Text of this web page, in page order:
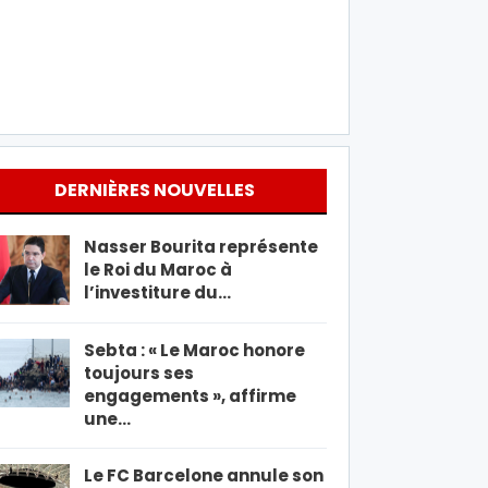
DERNIÈRES NOUVELLES
Nasser Bourita représente
le Roi du Maroc à
l’investiture du…
Sebta : « Le Maroc honore
toujours ses
engagements », affirme
une…
Le FC Barcelone annule son